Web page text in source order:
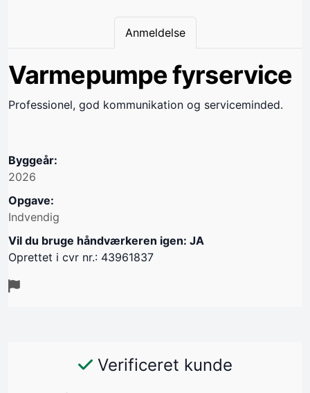
Anmeldelse
Varmepumpe fyrservice
Professionel, god kommunikation og serviceminded.
Byggeår:
2026
Opgave:
Indvendig
Vil du bruge håndværkeren igen: JA
Oprettet i cvr nr.: 43961837
Verificeret kunde